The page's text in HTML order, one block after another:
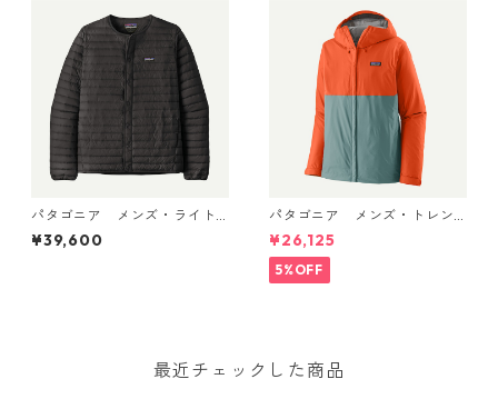
パタゴニア メンズ・ライト
ウェイト・ダウン・セータ
ー・カーディガン Black 319
¥39,600
パタゴニア メンズ・トレン
トシェル 3L・レイン・ジャケ
ット (カラー Blue Sage) Pat
agonia Men's Torrentshell 3
L Rain Jacket 日本正規品 製
¥26,125
5%OFF
最近チェックした商品